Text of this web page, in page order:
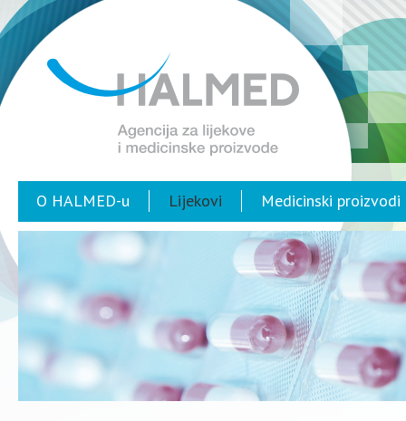
O HALMED-u Lijekovi Medicinski proizvodi